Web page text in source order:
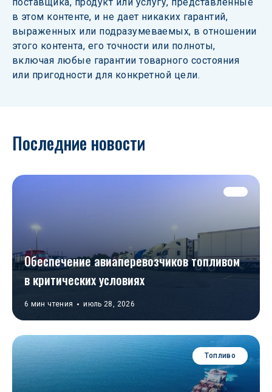
в этом контенте, и не дает никаких гарантий,
выраженных или подразумеваемых, в отношении
этого контента, его точности или полноты,
включая любые гарантии товарного состояния
или пригодности для конкретной цели.
Последние новости
Обеспечение авиаперевозчиков топливом
в критических условиях
6 мин чтения июль 28, 2026
Топливо